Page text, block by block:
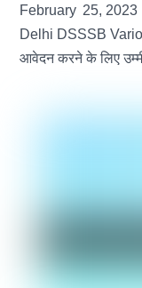
February 25, 2023
Delhi DSSSB
आवेदन करने के ​लिए